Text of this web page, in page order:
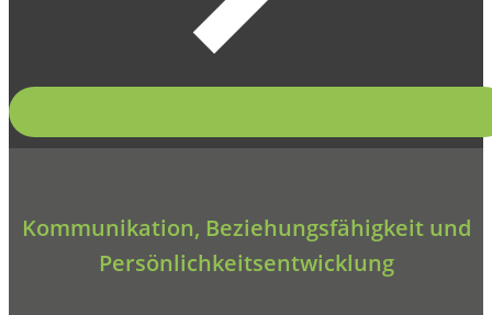
Kommunikation, Beziehungsfähigkeit und
Persönlichkeitsentwicklung